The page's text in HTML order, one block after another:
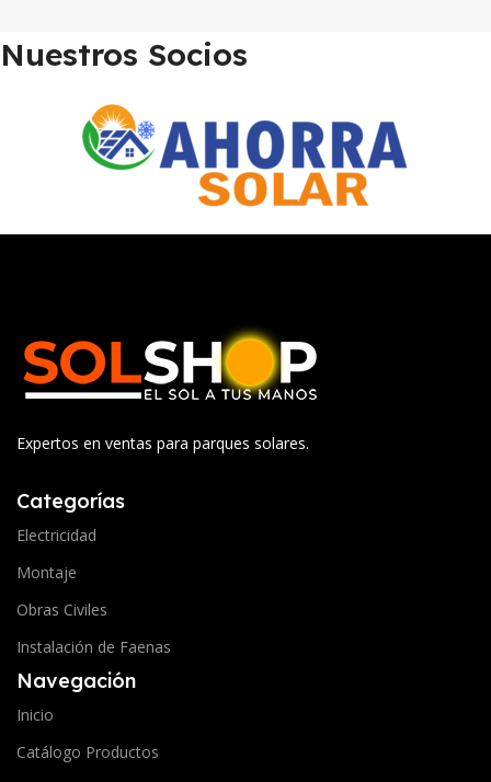
Nuestros Socios
Expertos en ventas para parques solares.
Categorías
Electricidad
Montaje
Obras Civiles
Instalación de Faenas
Navegación
Inicio
Catálogo Productos